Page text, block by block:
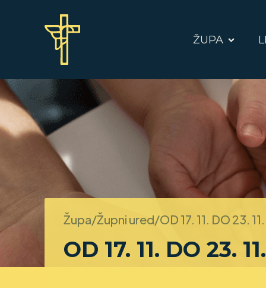
ŽUPA
Župa/Župni ured/OD 17. 11. DO 23.
OD 17. 11. DO 23.